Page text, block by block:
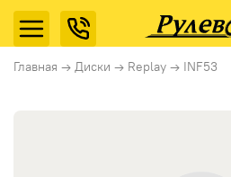
Главная → Диски → Replay → INF53